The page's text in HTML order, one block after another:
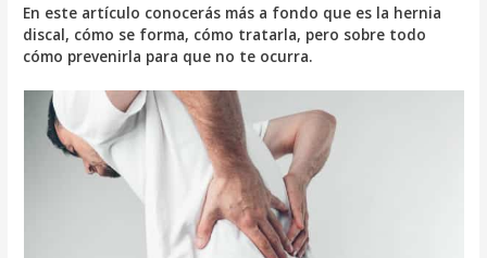
En este artículo conocerás más a fondo que es la hernia
discal, cómo se forma, cómo tratarla, pero sobre todo
cómo prevenirla para que no te ocurra.